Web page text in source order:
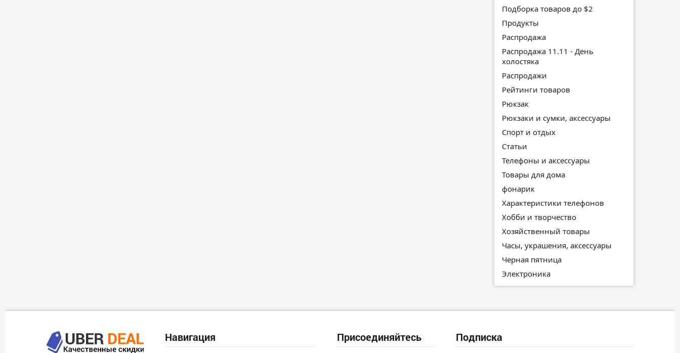
Подборка товаров до $2
Продукты
Распродажа
Распродажа 11.11 - День
холостяка
Распродажи
Рейтинги товаров
Рюкзак
Рюкзаки и сумки, аксессуары
Спорт и отдых
Статьи
Телефоны и аксессуары
Товары для дома
фонарик
Характеристики телефонов
Хобби и творчество
Хозяйственный товары
Часы, украшения, аксессуары
Черная пятница
Электроника
Навигация Присоединяйтесь Подписка